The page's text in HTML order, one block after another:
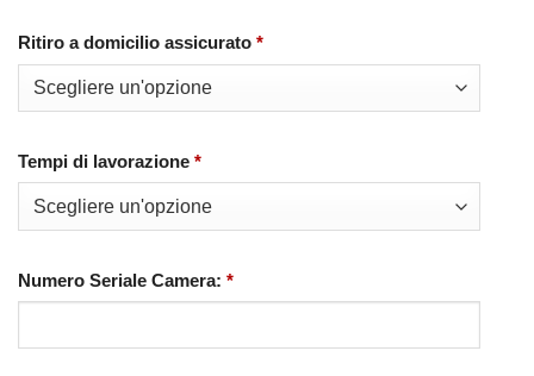
Ritiro a domicilio assicurato *
Tempi di lavorazione *
Numero Seriale Camera: *